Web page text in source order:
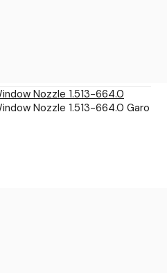
Nozzle 1.513-664.0
Nozzle 1.513-664.0 Garo